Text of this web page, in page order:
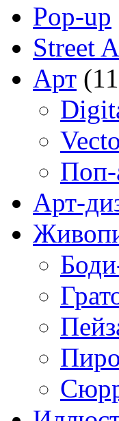
Pop-up
Street
Арт
Поп-
Арт-